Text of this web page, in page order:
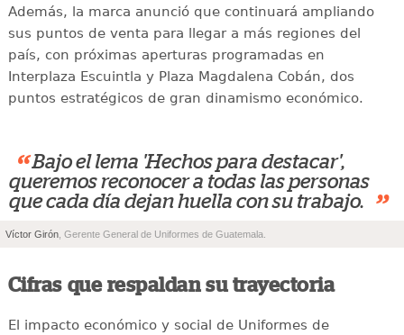
Además, la marca anunció que continuará ampliando
sus puntos de venta para llegar a más regiones del
país, con próximas aperturas programadas en
Interplaza Escuintla y Plaza Magdalena Cobán, dos
puntos estratégicos de gran dinamismo económico.
“ Bajo el lema 'Hechos para destacar',
queremos reconocer a todas las personas
que cada día dejan huella con su trabajo.
”
Víctor Girón , Gerente General de Uniformes de Guatemala.
Cifras que respaldan su trayectoria
El impacto económico y social de Uniformes de